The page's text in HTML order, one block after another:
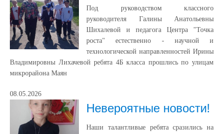
Под руководством классного
руководителя Галины Анатольевны
Шихалевой и педагога Центра "Точка
роста" естественно - научной и
технологической направленностей Ирины
Владимировны Лихачевой ребята 4Б класса прошлись по улицам
микрорайона Маян
08.05.2026
Невероятные новости!
Наши талантливые ребята сразились на